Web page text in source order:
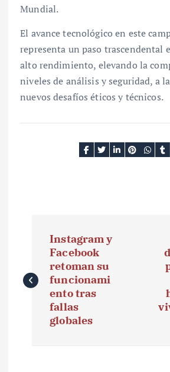
Mundial.
El avance tecnológico en este
representa un paso trascendental
alto rendimiento, elevando la
niveles de análisis y seguridad, a
nuevos desafíos éticos y técnicos.
v
Instagram y
Facebook
retoman su
funcionami
ento tras
fallas
globales